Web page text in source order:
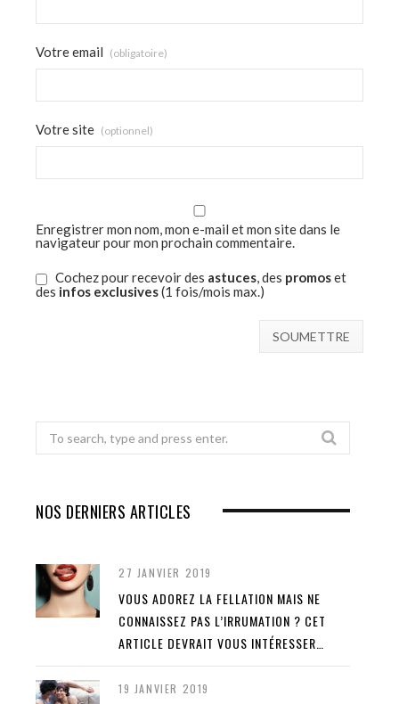
Votre email (obligatoire)
Votre site (optionnel)
Enregistrer mon nom, mon e-mail et mon site dans le
navigateur pour mon prochain commentaire.
Cochez pour recevoir des astuces, des promoset
des infos exclusives(1 fois/mois max.)
Search
for:
NOS DERNIERS ARTICLES
27 JANVIER 2019
VOUS ADOREZ LA FELLATION MAIS NE
CONNAISSEZ PAS L’IRRUMATION ? CET
ARTICLE DEVRAIT VOUS INTÉRESSER…
19 JANVIER 2019